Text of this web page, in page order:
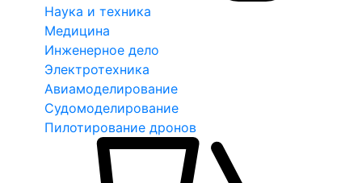
Наука и техника
Медицина
Инженерное дело
Электротехника
Авиамоделирование
Судомоделирование
Пилотирование дронов